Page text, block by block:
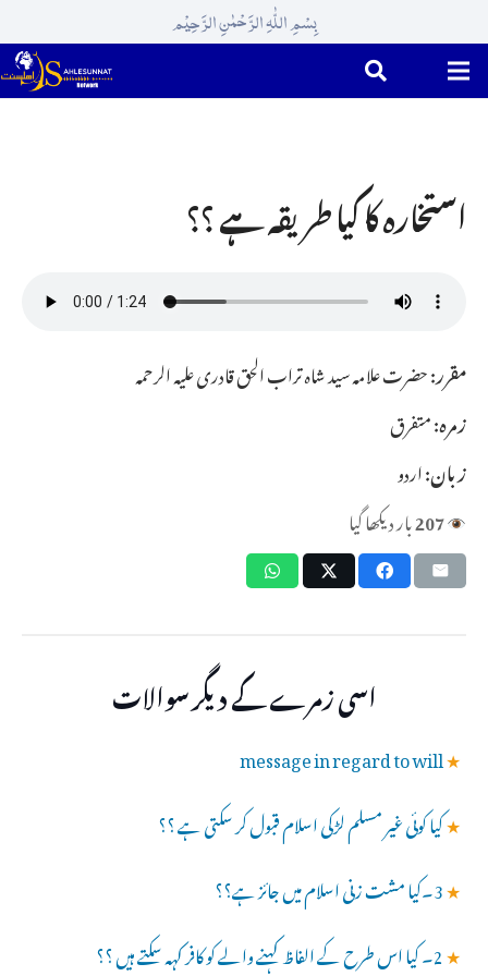
بِسْمِ اللّٰہِ الرَّحْمٰنِ الرَّحِیْم
استخارہ کا کیا طریقہ ہے ؟؟
مقرر:حضرت علامہ سید شاہ تراب الحق قادری علیہ الرحمہ
زمرہ:متفرق
زبان:اردو
207بار دیکھا گیا
اسی زمرے کے دیگر سوالات
★
message in regard to will
★کیا کوئی غیر مسلم لڑکی اسلام قبول کر سکتی ہے ؟؟
★3۔کیا مشت زنی اسلام میں جائز ہے؟؟
★2۔ کیا اس طرح کے الفاظ کہنے والے کو کافر کہہ سکتے ہیں ؟؟